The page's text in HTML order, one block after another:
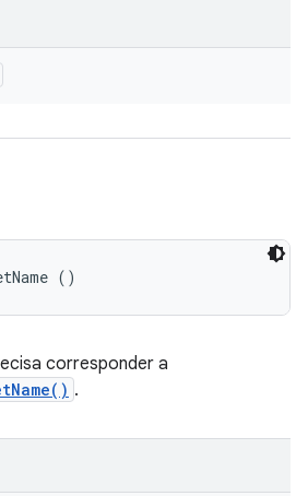
()
corresponder a
.